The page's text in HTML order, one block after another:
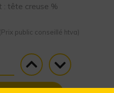
: tête creuse %
public conseillé htva)